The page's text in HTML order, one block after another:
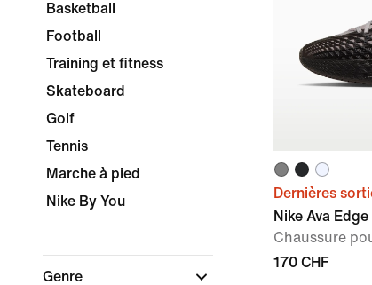
Basketball
Football
Training et fitness
Skateboard
Golf
Tennis
Marche à pied
Nike By You
Genre
Dernières
Nike Ava Edge
Chaussure
170 CHF